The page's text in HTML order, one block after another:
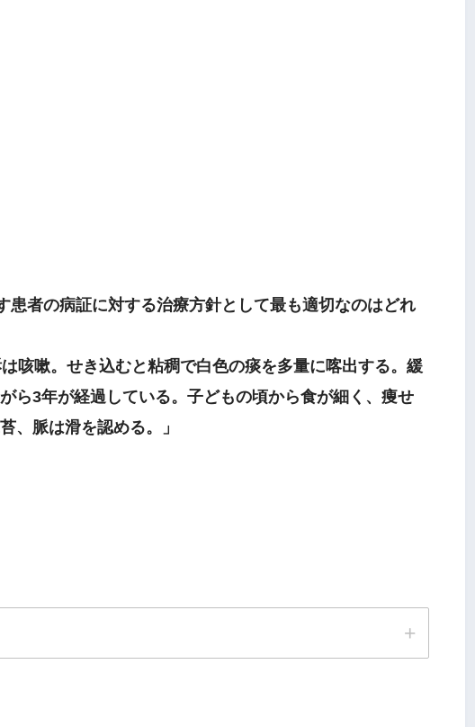
者の病証に対する治療方針として最も適切なのはどれ
咳嗽。せき込むと粘稠で白色の痰を多量に喀出する。緩
ら3年が経過している。子どもの頃から食が細く、痩せ
、脈は滑を認める。」